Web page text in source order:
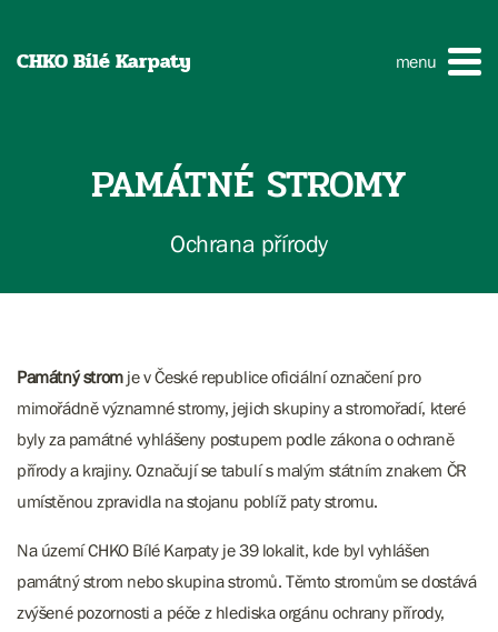
CHKO Bílé Karpaty menu
PAMÁTNÉ STROMY
Ochrana přírody
Památný stromje v České republice oficiální označení pro
mimořádně významné stromy, jejich skupiny a stromořadí, které
byly za památné vyhlášeny postupem podle zákona o ochraně
přírody a krajiny. Označují se tabulí s malým státním znakem ČR
umístěnou zpravidla na stojanu poblíž paty stromu.
Na území CHKO Bílé Karpaty je 39 lokalit, kde byl vyhlášen
památný strom nebo skupina stromů. Těmto stromům se dostává
zvýšené pozornosti a péče z hlediska orgánu ochrany přírody,